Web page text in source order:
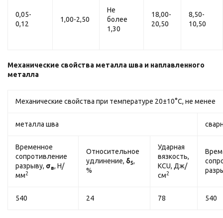
0,05-
0,12
1,00-2,50
Не
более
1,30
18,00-
20,50
8,50-
10,50
Механические свойства металла шва и наплавленного
металла
Механические свойства при температуре 20±10°С, не менее
металла шва
Временное
сопротивление
разрыву, σв, Н/
мм2
Относительное
удлинение, δ5,
%
Ударная
вязкость,
КСU, Дж/
см2
540 24 78 540